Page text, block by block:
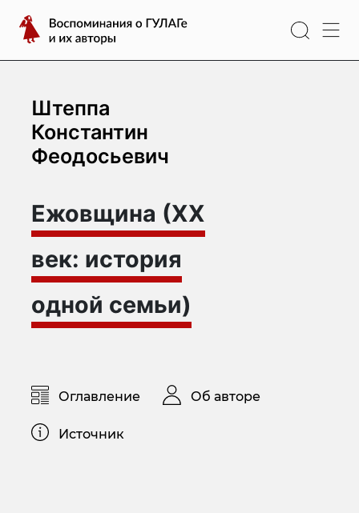
содержимому
Воспоминания
о
ГУЛАГе
их
авторы
Штеппа
Константин
Феодосьевич
Ежовщина (ХХ
век: история
одной семьи)
Оглавление Об авторе
Источник